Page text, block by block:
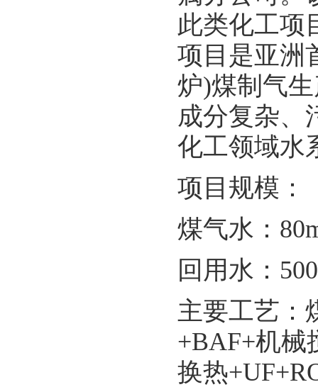
此类化工项
项目是亚洲
炉)煤制气
成分复杂、
化工领域水
项目规模：
煤气水：
回用水：
主要工艺：
+BAF+机械
换热